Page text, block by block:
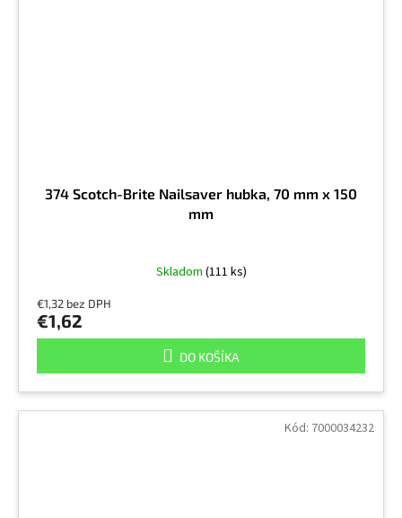
374 Scotch-Brite Nailsaver hubka, 70 mm x 150
mm
Skladom (111 ks)
€1,32 bez DPH
€1,62
DO KOŠÍKA
Kód: 7000034232